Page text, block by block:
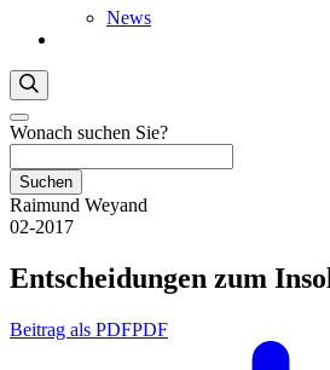
News
Wonach suchen Sie?
Suchen
Raimund Weyand
02-2017
Entscheidungen zum
Beitrag als PDFPDF